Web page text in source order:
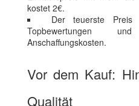
kostet 2€.
Der teuerste
Topbewertungen
Anschaffungskosten.
Vor dem Kauf:
Qualität